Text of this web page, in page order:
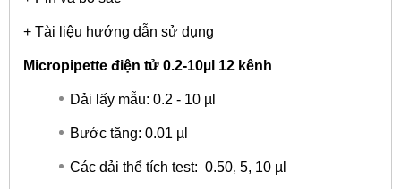
+ Tài liệu hướng dẫn sử dụng
Micropipette điện tử 0.2-10µl 12 kênh
Dải lấy mẫu: 0.2 - 10 µl
Bước tăng: 0.01 µl
Các dải thể tích test: 0.50, 5, 10 µl